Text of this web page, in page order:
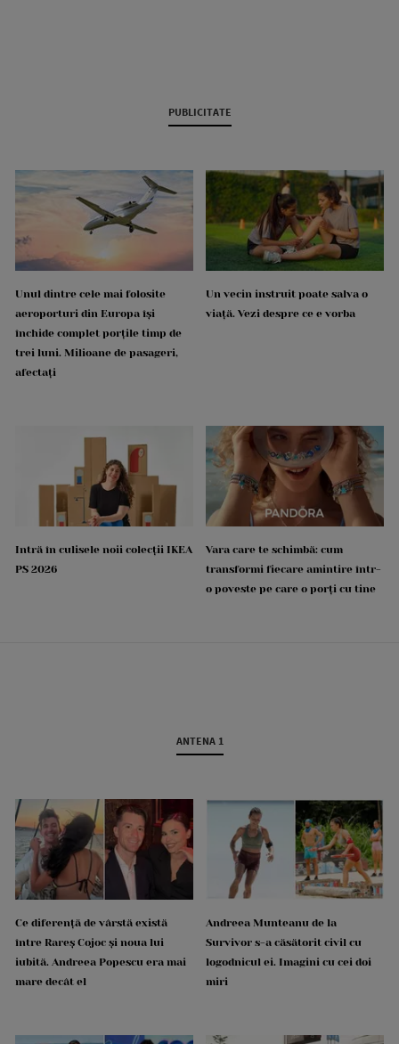
PUBLICITATE
Unul dintre cele mai folosite
aeroporturi din Europa își
închide complet porțile timp de
trei luni. Milioane de pasageri,
afectați
Un vecin instruit poate salva o
viață. Vezi despre ce e vorba
Intră în culisele noii colecții IKEA
PS 2026
Vara care te schimbă: cum
transformi fiecare amintire într-
o poveste pe care o porți cu tine
ANTENA 1
Ce diferență de vârstă există
între Rareș Cojoc și noua lui
iubită. Andreea Popescu era mai
mare decât el
Andreea Munteanu de la
Survivor s-a căsătorit civil cu
logodnicul ei. Imagini cu cei doi
miri